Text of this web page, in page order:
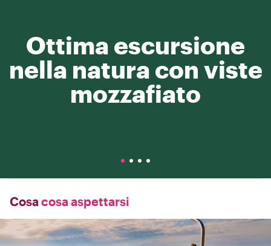
Ottima escursione
nella natura con viste
mozzafiato
Cosa cosa aspettarsi